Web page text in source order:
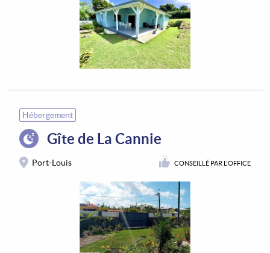
Hébergement
Gîte de La Cannie
Port-Louis CONSEILLÉ PAR L'OFFICE